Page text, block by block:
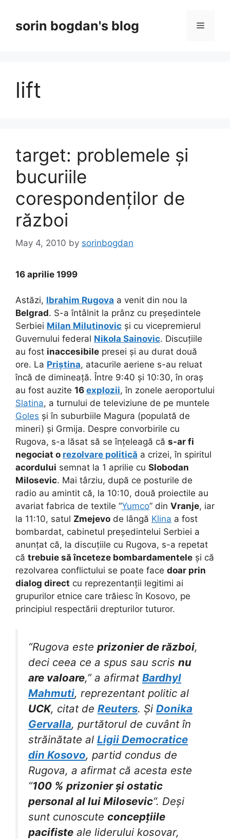
contentsorin bogdan's blog Menu
lift
target: problemele și
bucuriile
corespondenților de
război
May 4, 2010 by sorinbogdan
16 aprilie 1999
Astăzi, Ibrahim Rugova a venit din nou la
Belgrad. S-a întâlnit la prânz cu președintele
Serbiei Milan Milutinovic și cu vicepremierul
Guvernului federal Nikola Sainovic. Discuțiile
au fost inaccesibile presei și au durat două
ore. La Priștina, atacurile aeriene s-au reluat
încă de dimineață. Între 9:40 și 10:30, în oraș
au fost auzite 16 explozii, în zonele aeroportului
Slatina, a turnului de televiziune de pe muntele
Goles și în suburbiile Magura (populată de
mineri) și Grmija. Despre convorbirile cu
Rugova, s-a lăsat să se înțeleagă că s-ar fi
negociat o rezolvare politică a crizei, în spiritul
acordului semnat la 1 aprilie cu Slobodan
Milosevic. Mai târziu, după ce posturile de
radio au amintit că, la 10:10, două proiectile au
avariat fabrica de textile “Yumco” din Vranje, iar
la 11:10, satul Zmejevo de lângă Klina a fost
bombardat, cabinetul președintelui Serbiei a
anunțat că, la discuțiile cu Rugova, s-a repetat
că trebuie să înceteze bombardamentele și că
rezolvarea conflictului se poate face doar prin
dialog direct cu reprezentanții legitimi ai
grupurilor etnice care trăiesc în Kosovo, pe
principiul respectării drepturilor tuturor.
“Rugova este prizonier de război,
deci ceea ce a spus sau scris nu
are valoare,” a afirmat Bardhyl
Mahmuti, reprezentant politic al
UCK, citat de Reuters. Și Donika
Gervalla, purtătorul de cuvânt în
străinătate al Ligii Democratice
din Kosovo, partid condus de
Rugova, a afirmat că acesta este
“100 % prizonier și ostatic
personal al lui Milosevic“. Deși
sunt cunoscute concepțiile
pacifiste ale liderului kosovar,